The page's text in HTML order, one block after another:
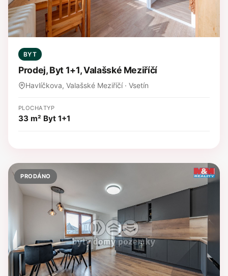
BYT
Prodej, Byt 1+1, Valašské Meziříčí
Havlíčkova, Valašské Meziříčí · Vsetín
PLOCHA
33 m²
TYP
Byt 1+1
PRODÁNO